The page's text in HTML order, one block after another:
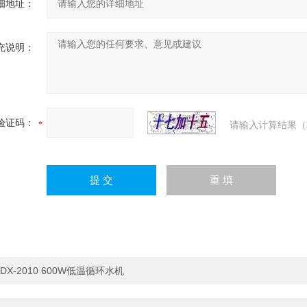
地址：
说明：
证码： 请输入计算结果
DX-2010 600W低温循环水机